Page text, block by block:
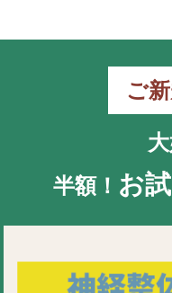
ご
半額！ お